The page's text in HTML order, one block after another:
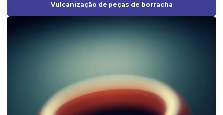
Fabricante de peças injetadas em borracha
Fabricante de perfil de silicone
Fabricantes de anel oring
Vulcanização de peças de borracha